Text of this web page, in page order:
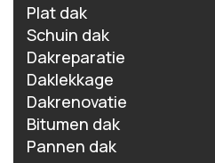
Plat dak
Schuin dak
Dakreparatie
Daklekkage
Dakrenovatie
Bitumen dak
Pannen dak